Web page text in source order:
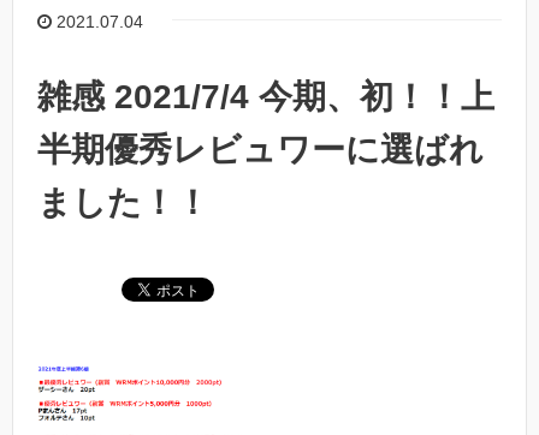
2021.07.04
雑感 2021/7/4 今期、初！！上
半期優秀レビュワーに選ばれ
ました！！